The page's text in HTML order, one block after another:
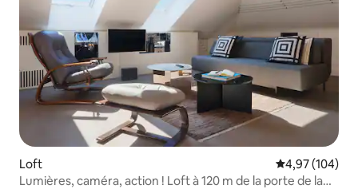
Loft Évaluation
4,97 (104)
Lumières, caméra, action ! Loft à 120 m de la porte de la